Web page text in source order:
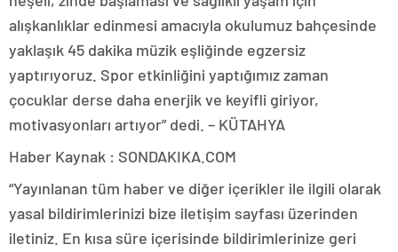
alışkanlıklar edinmesi amacıyla okulumuz bahçesinde
yaklaşık 45 dakika müzik eşliğinde egzersiz
yaptırıyoruz. Spor etkinliğini yaptığımız zaman
çocuklar derse daha enerjik ve keyifli giriyor,
motivasyonları artıyor” dedi. – KÜTAHYA
Haber Kaynak : SONDAKIKA.COM
“Yayınlanan tüm haber ve diğer içerikler ile ilgili olarak
yasal bildirimlerinizi bize iletişim sayfası üzerinden
iletiniz. En kısa süre içerisinde bildirimlerinize geri